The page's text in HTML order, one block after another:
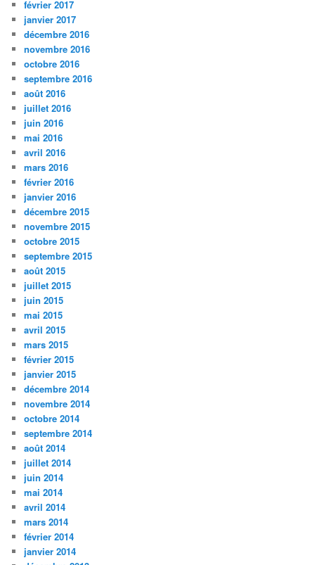
février 2017
janvier 2017
décembre 2016
novembre 2016
octobre 2016
septembre 2016
août 2016
juillet 2016
juin 2016
mai 2016
avril 2016
mars 2016
février 2016
janvier 2016
décembre 2015
novembre 2015
octobre 2015
septembre 2015
août 2015
juillet 2015
juin 2015
mai 2015
avril 2015
mars 2015
février 2015
janvier 2015
décembre 2014
novembre 2014
octobre 2014
septembre 2014
août 2014
juillet 2014
juin 2014
mai 2014
avril 2014
mars 2014
février 2014
janvier 2014